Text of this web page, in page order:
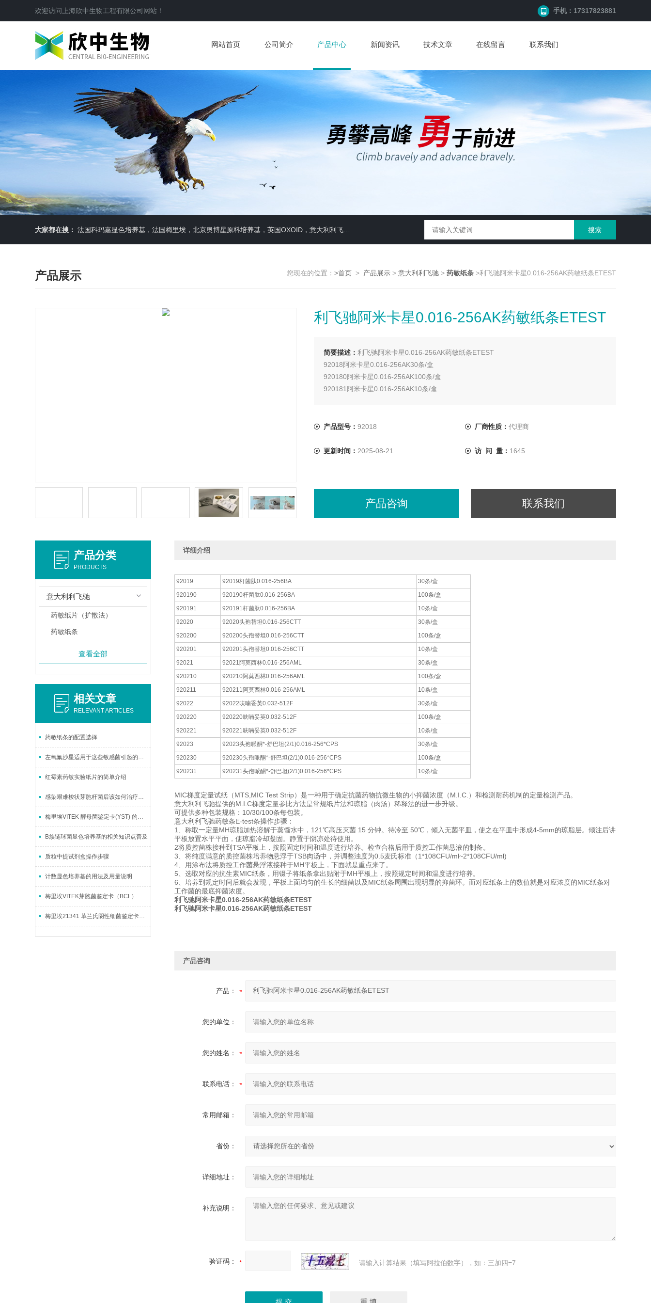
欢迎访问 上海欣中生物工程有限公司 网站！ 手机：17317823881
网站首页 公司简介 产品中心 新闻资讯 技术文章 在线留言 联系我们
大家都在搜： 法国科玛嘉显色培养基，法国梅里埃，北京奥博星原料培养基，英国OXOID，意大利利飞驰E-TEXT药敏纸条，COPAN运送培养基，即用性平板（血琼脂平板,Baird-Parker琼脂平板等），药典平板（TSA，SDA等）
产品展示 您现在的位置： >首页 > 产品展示 > 意大利利飞驰 > 药敏纸条 >利飞驰阿米卡星0.016-256AK药敏纸条ETEST
利飞驰阿米卡星0.016-256AK药敏纸条ETEST
简要描述： 利飞驰阿米卡星0.016-256AK药敏纸条ETEST
92018阿米卡星0.016-256AK30条/盒
920180阿米卡星0.016-256AK100条/盒
920181阿米卡星0.016-256AK10条/盒
产品型号： 92018 厂商性质： 代理商
更新时间： 2025-08-21 访 问 量： 1645
产品咨询 联系我们
产品分类
PRODUCTS
意大利利飞驰
药敏纸片（扩散法）
药敏纸条
查看全部
相关文章
RELEVANT ARTICLES
药敏纸条的配置选择
左氧氟沙星适用于这些敏感菌引起的治疗
红霉素药敏实验纸片的简单介绍
感染艰难梭状芽胞杆菌后该如何治疗与预防？
梅里埃VITEK 酵母菌鉴定卡(YST) 的核心特点与使用要点
B族链球菌显色培养基的相关知识点普及
质粒中提试剂盒操作步骤
计数显色培养基的用法及用量说明
梅里埃VITEK芽胞菌鉴定卡（BCL）实操应用与使用要点
梅里埃21341 革兰氏阴性细菌鉴定卡说明书
详细介绍
92019 92019杆菌肽0.016-256BA
30条/盒
920190
920190杆菌肽0.016-256BA
100条/盒
920191
920191杆菌肽0.016-256BA
10条/盒
92020
92020头孢替坦0.016-256CTT
30条/盒
920200
920200头孢替坦0.016-256CTT
100条/盒
920201
920201头孢替坦0.016-256CTT
10条/盒
92021
92021阿莫西林0.016-256AML
30条/盒
920210
920210阿莫西林0.016-256AML
100条/盒
920211
920211阿莫西林0.016-256AML
10条/盒
92022
92022呋喃妥英0.032-512F
30条/盒
920220
920220呋喃妥英0.032-512F
100条/盒
920221
920221呋喃妥英0.032-512F
10条/盒
92023
92023头孢哌酮*-舒巴坦(2/1)0.016-256*CPS
30条/盒
920230
920230头孢哌酮*-舒巴坦(2/1)0.016-256*CPS
100条/盒
920231
920231头孢哌酮*-舒巴坦(2/1)0.016-256*CPS 10条/盒
MIC梯度定量试纸（MTS,MIC Test Strip）是一种用于确定抗菌药物抗微生物的小抑菌浓度（M.I.C.）和检测耐药机制的定量检测产品。
意大利利飞驰提供的M.I.C梯度定量参比方法是常规纸片法和琼脂（肉汤）稀释法的进一步升级。
可提供多种包装规格：10/30/100条每包装。
意大利利飞驰药敏条E-test条操作步骤：
1、称取一定量MH琼脂加热溶解于蒸馏水中，121℃高压灭菌 15 分钟。待冷至 50℃，倾入无菌平皿，使之在平皿中形成4-5mm的琼脂层。倾注后讲
平板放置水平平面，使琼脂冷却凝固。静置于阴凉处待使用。
2将质控菌株接种到TSA平板上，按照固定时间和温度进行培养。检查合格后用于质控工作菌悬液的制备。
3、将纯度满意的质控菌株培养物悬浮于TSB肉汤中，并调整浊度为0.5麦氏标准（1*108CFU/ml~2*108CFU/ml)
4、用涂布法将质控工作菌悬浮液接种于MH平板上，下面就是重点来了。
5、选取对应的抗生素MIC纸条，用镊子将纸条拿出贴附于MH平板上，按照规定时间和温度进行培养。
6、培养到规定时间后就会发现，平板上面均匀的生长的细菌以及MIC纸条周围出现明显的抑菌环。而对应纸条上的数值就是对应浓度的MIC纸条对
工作菌的最底抑菌浓度。
利飞驰阿米卡星0.016-256AK药敏纸条ETEST
利飞驰阿米卡星0.016-256AK药敏纸条ETEST
产品咨询
产品：
您的单位：
您的姓名：
联系电话：
常用邮箱：
省份：
详细地址：
补充说明：
验证码： 请输入计算结果（填写阿拉伯数字），如：三加四=7